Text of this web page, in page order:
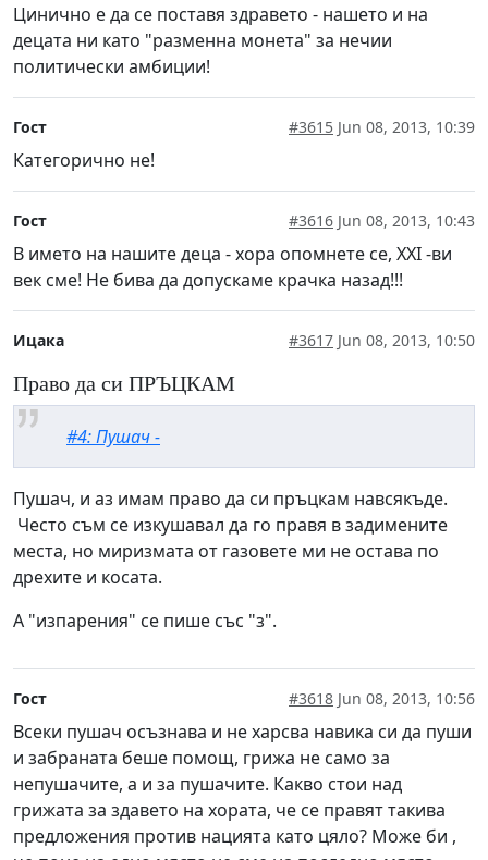
Цинично е да се поставя здравето - нашето и на
децата ни като "разменна монета" за нечии
политически амбиции!
Гост #3615 Jun 08, 2013, 10:39
Категорично не!
Гост #3616 Jun 08, 2013, 10:43
В името на нашите деца - хора опомнете се, ХХІ -ви
век сме! Не бива да допускаме крачка назад!!!
Ицака #3617 Jun 08, 2013, 10:50
Право да си ПРЪЦКАМ
#4: Пушач -
Пушач, и аз имам право да си пръцкам навсякъде.
Често съм се изкушавал да го правя в задимените
места, но миризмата от газовете ми не остава по
дрехите и косата.
А "изпарения" се пише със "з".
Гост #3618 Jun 08, 2013, 10:56
Всеки пушач осъзнава и не харсва навика си да пуши
и забраната беше помощ, грижа не само за
непушачите, а и за пушачите. Какво стои над
грижата за здавето на хората, че се правят такива
предложения против нацията като цяло? Може би ,